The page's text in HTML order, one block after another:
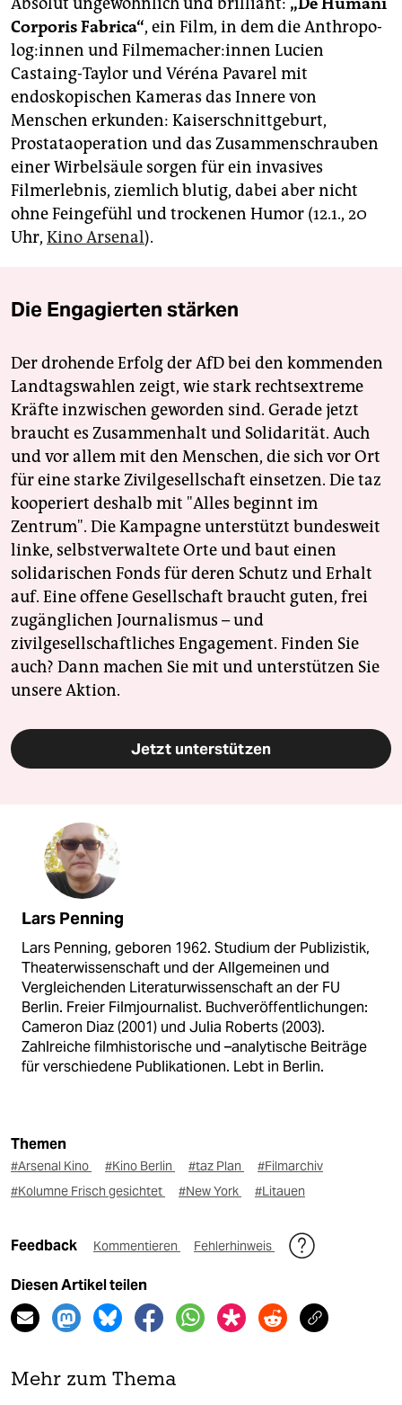
Corporis Fabrica“, ein Film, in dem die An­thro­po­
lo­g:in­nen und Fil­me­ma­che­r:in­nen Lucien
Castaing-Taylor und Véréna Pavarel mit
endoskopischen Kameras das Innere von
Menschen erkunden: Kaiserschnittgeburt,
Prostataoperation und das Zusammenschrauben
einer Wirbelsäule sorgen für ein invasives
Filmerlebnis, ziemlich blutig, dabei aber nicht
ohne Feingefühl und trockenen Humor (12.1., 20
Uhr, Kino Arsenal).
Die Engagierten stärken
Der drohende Erfolg der AfD bei den kommenden
Landtagswahlen zeigt, wie stark rechtsextreme
Kräfte inzwischen geworden sind. Gerade jetzt
braucht es Zusammenhalt und Solidarität. Auch
und vor allem mit den Menschen, die sich vor Ort
für eine starke Zivilgesellschaft einsetzen. Die taz
kooperiert deshalb mit "Alles beginnt im
Zentrum". Die Kampagne unterstützt bundesweit
linke, selbstverwaltete Orte und baut einen
solidarischen Fonds für deren Schutz und Erhalt
auf. Eine offene Gesellschaft braucht guten, frei
zugänglichen Journalismus – und
zivilgesellschaftliches Engagement. Finden Sie
auch? Dann machen Sie mit und unterstützen Sie
unsere Aktion.
Jetzt unterstützen
Lars Penning
Lars Penning, geboren 1962. Studium der Publizistik,
Theaterwissenschaft und der Allgemeinen und
Vergleichenden Literaturwissenschaft an der FU
Berlin. Freier Filmjournalist. Buchveröffentlichungen:
Cameron Diaz (2001) und Julia Roberts (2003).
Zahlreiche filmhistorische und –analytische Beiträge
für verschiedene Publikationen. Lebt in Berlin.
Themen
#Arsenal Kino #Kino Berlin #taz Plan
#Filmarchiv
#Kolumne Frisch gesichtet
#New York #Litauen
Feedback Kommentieren Fehlerhinweis
Diesen Artikel teilen
Mehr zum Thema